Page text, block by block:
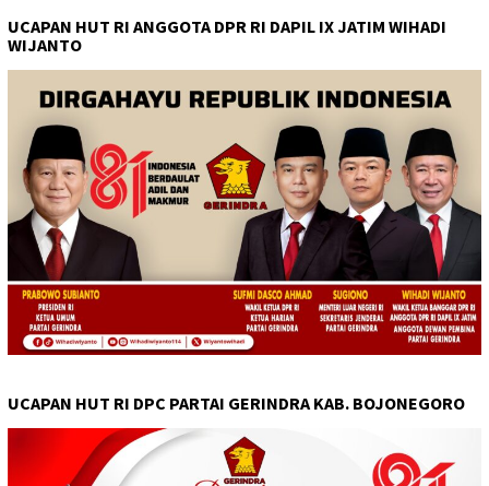
UCAPAN HUT RI ANGGOTA DPR RI DAPIL IX JATIM WIHADI
WIJANTO
UCAPAN HUT RI DPC PARTAI GERINDRA KAB. BOJONEGORO